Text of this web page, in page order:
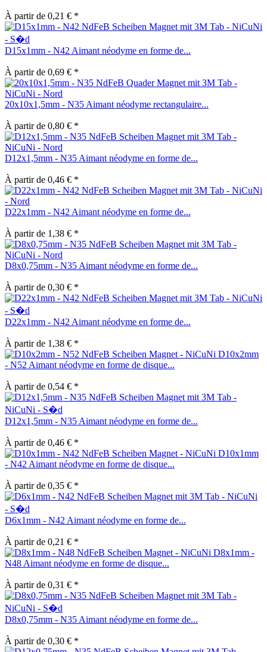
À partir de 0,21 € *
D15x1mm - N42 Aimant néodyme en forme de...
À partir de 0,69 € *
20x10x1,5mm - N35 Aimant néodyme rectangulaire...
À partir de 0,80 € *
D12x1,5mm - N35 Aimant néodyme en forme de...
À partir de 0,46 € *
D22x1mm - N42 Aimant néodyme en forme de...
À partir de 1,38 € *
D8x0,75mm - N35 Aimant néodyme en forme de...
À partir de 0,30 € *
D22x1mm - N42 Aimant néodyme en forme de...
À partir de 1,38 € *
D10x2mm
- N52 Aimant néodyme en forme de disque...
À partir de 0,54 € *
D12x1,5mm - N35 Aimant néodyme en forme de...
À partir de 0,46 € *
D10x1mm
- N42 Aimant néodyme en forme de disque...
À partir de 0,35 € *
D6x1mm - N42 Aimant néodyme en forme de...
À partir de 0,21 € *
D8x1mm -
N48 Aimant néodyme en forme de disque...
À partir de 0,31 € *
D8x0,75mm - N35 Aimant néodyme en forme de...
À partir de 0,30 € *